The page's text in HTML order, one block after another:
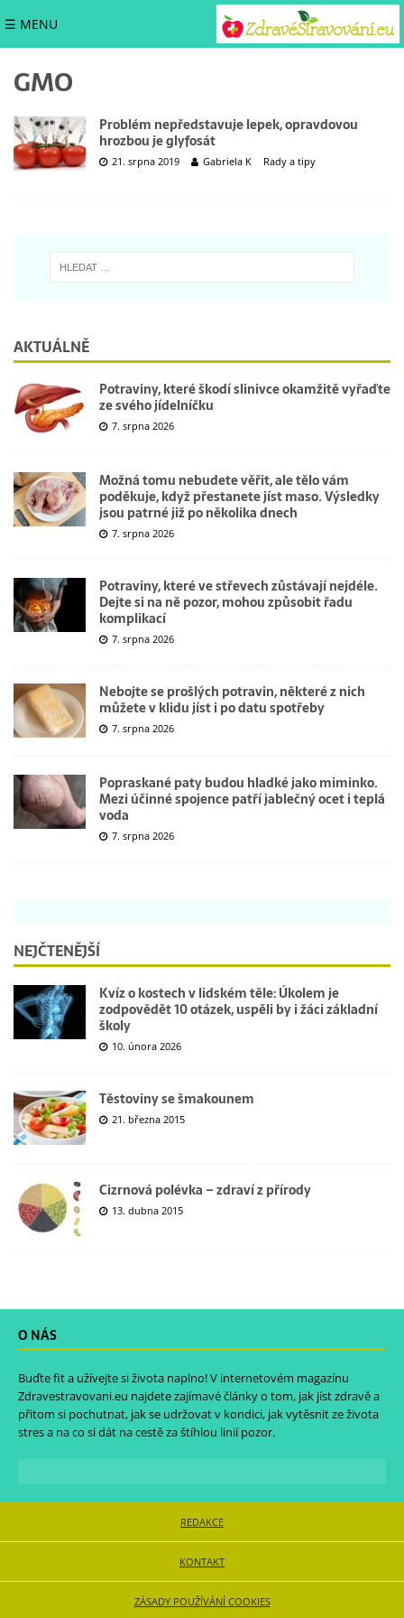
☰ MENU
GMO
Problém nepředstavuje lepek, opravdovou
hrozbou je glyfosát
21. srpna 2019 Gabriela K Rady a tipy
AKTUÁLNĚ
Potraviny, které škodí slinivce okamžitě vyřaďte
ze svého jídelníčku
7. srpna 2026
Možná tomu nebudete věřit, ale tělo vám
poděkuje, když přestanete jíst maso. Výsledky
jsou patrné již po několika dnech
7. srpna 2026
Potraviny, které ve střevech zůstávají nejdéle.
Dejte si na ně pozor, mohou způsobit řadu
komplikací
7. srpna 2026
Nebojte se prošlých potravin, některé z nich
můžete v klidu jíst i po datu spotřeby
7. srpna 2026
Popraskané paty budou hladké jako miminko.
Mezi účinné spojence patří jablečný ocet i teplá
voda
7. srpna 2026
NEJČTENĚJŠÍ
Kvíz o kostech v lidském těle: Úkolem je
zodpovědět 10 otázek, uspěli by i žáci základní
školy
10. února 2026
Těstoviny se šmakounem
21. března 2015
Cizrnová polévka – zdraví z přírody
13. dubna 2015
O NÁS
Buďte fit a užívejte si života naplno! V internetovém magazínu
Zdravestravovani.eu najdete zajímavé články o tom, jak jíst zdravě a
přitom si pochutnat, jak se udržovat v kondici, jak vytěsnit ze života
stres a na co si dát na cestě za štíhlou linií pozor.
REDAKCE
KONTAKT
ZÁSADY POUŽÍVÁNÍ COOKIES